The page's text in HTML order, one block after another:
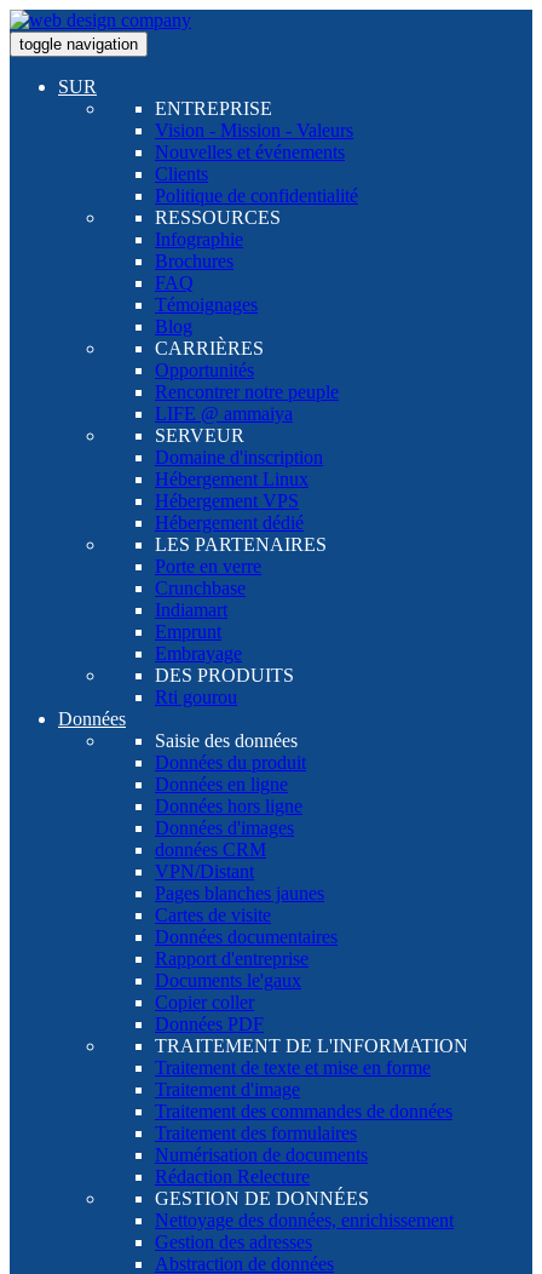
toggle navigation
SUR
ENTREPRISE
Vision - Mission - Valeurs
Nouvelles et événements
Clients
Politique de confidentialité
RESSOURCES
Infographie
Brochures
FAQ
Témoignages
Blog
CARRIÈRES
Opportunités
Rencontrer notre peuple
LIFE @ ammaiya
SERVEUR
Domaine d'inscription
Hébergement Linux
Hébergement VPS
Hébergement dédié
LES PARTENAIRES
Porte en verre
Crunchbase
Indiamart
Emprunt
Embrayage
DES PRODUITS
Rti gourou
Données
Saisie des données
Données du produit
Données en ligne
Données hors ligne
Données d'images
données CRM
VPN/Distant
Pages blanches jaunes
Cartes de visite
Données documentaires
Rapport d'entreprise
Documents le'gaux
Copier coller
Données PDF
TRAITEMENT DE L'INFORMATION
Traitement de texte et mise en forme
Traitement d'image
Traitement des commandes de données
Traitement des formulaires
Numérisation de documents
Rédaction Relecture
GESTION DE DONNÉES
Nettoyage des données, enrichissement
Gestion des adresses
Abstraction de données